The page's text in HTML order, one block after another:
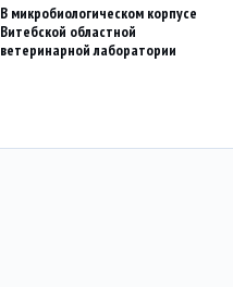
В микробиологическом корпусе
Витебской областной
ветеринарной лаборатории